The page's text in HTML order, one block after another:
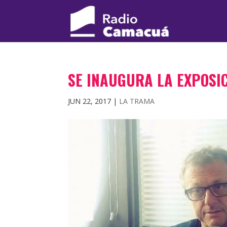
SE INAUGURA LA
JUN 22, 2017 | LA TRAMA